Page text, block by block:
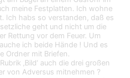
meine Festplatten. Ich wohne
Ich habs so verstanden, daß es
geht und nicht um die
Rettung vor dem Feuer. Um
ich beide Hände ! Und es
Ordner mit Briefen.
‚Bild‘ auch die drei großen
von Adversus mitnehmen ?